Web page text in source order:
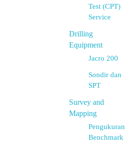
Test (CPT)
Service
Drilling
Equipment
Jacro 200
Sondir dan
SPT
Survey and
Mapping
Pengukuran
Benchmark